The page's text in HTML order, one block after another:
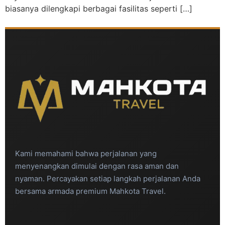
biasanya dilengkapi berbagai fasilitas seperti […]
Kami memahami bahwa perjalanan yang
menyenangkan dimulai dengan rasa aman dan
nyaman. Percayakan setiap langkah perjalanan Anda
bersama armada premium Mahkota Travel.